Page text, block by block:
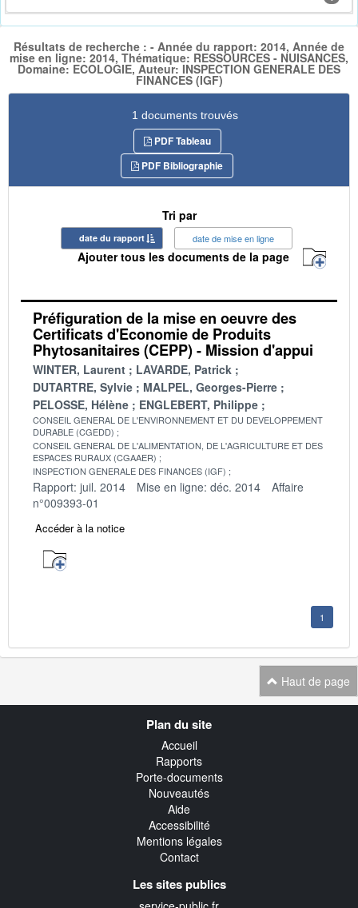
Résultats de recherche : - Année du rapport: 2014, Année de
mise en ligne: 2014, Thématique: RESSOURCES - NUISANCES,
Domaine: ECOLOGIE, Auteur: INSPECTION GENERALE DES
FINANCES (IGF)
1 documents trouvés
PDF Tableau
PDF Bibliographie
Tri par
date du rapport date de mise en ligne
Ajouter tous les documents de la page
Préfiguration de la mise en oeuvre des
Certificats d'Economie de Produits
Phytosanitaires (CEPP) - Mission d'appui
WINTER, Laurent
LAVARDE, Patrick
DUTARTRE, Sylvie
MALPEL, Georges-Pierre
PELOSSE, Hélène
ENGLEBERT, Philippe
CONSEIL GENERAL DE L'ENVIRONNEMENT ET DU DEVELOPPEMENT
DURABLE (CGEDD)
CONSEIL GENERAL DE L'ALIMENTATION, DE L'AGRICULTURE ET DES
ESPACES RURAUX (CGAAER)
INSPECTION GENERALE DES FINANCES (IGF)
Rapport: juil. 2014 Mise en ligne: déc. 2014
Affaire
n°009393-01
Accéder à la notice
1
Haut de page
Plan du site
Accueil
Rapports
Porte-documents
Nouveautés
Aide
Accessibilité
Mentions légales
Contact
Les sites publics